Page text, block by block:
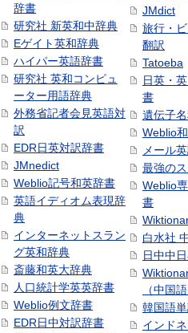
辞書
研究社 新英和中辞典
Eゲイト英和辞典
ハイパー英語辞書
研究社 英和コンピュ
ーター用語辞典
外務省記者会見英語対
訳
EDR日英対訳辞書
JMnedict
Weblio記号和英辞書
英語イディオム表現辞
典
インターネットスラン
グ英和辞典
斎藤和英大辞典
人口統計学英英辞書
Weblio例文辞書
EDR日中対訳辞書
JMdict
旅行・
翻訳
Tatoeba
日英・
書
遺伝子
Weblio
メール
最強の
Weblio
書
白水社
日中中
（中国
韓国語
インド